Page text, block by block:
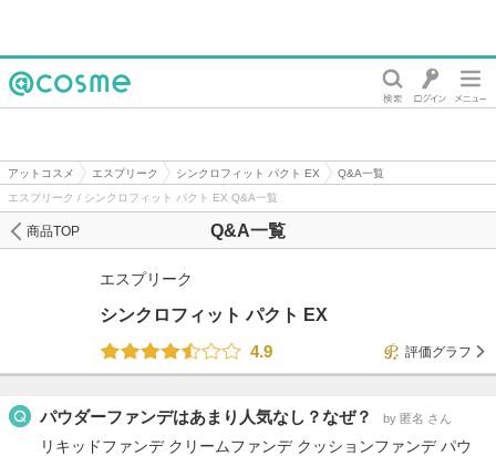
アットコスメ エスプリーク シンクロフィット パクト EX
Q&A一覧
エスプリーク / シンクロフィット パクト EX Q&A一覧
Q&A一覧
商品TOP
エスプリーク
シンクロフィット パクト EX
4.9
評価グラフ
パウダーファンデはあまり人気なし？なぜ？ by 匿名 さん
リキッドファンデ クリームファンデ クッションファンデ パウ